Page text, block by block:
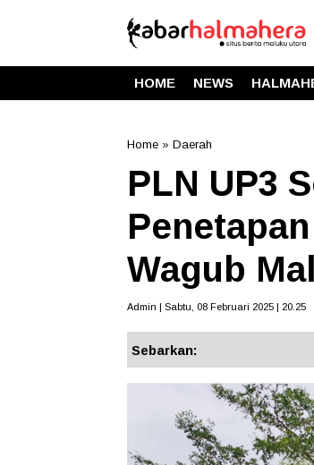
HOME NEWS
Home » Daerah
PLN UP3
Wagub
Admin | Sabtu, 08 Februari 2025 | 20.25
Sebarkan: